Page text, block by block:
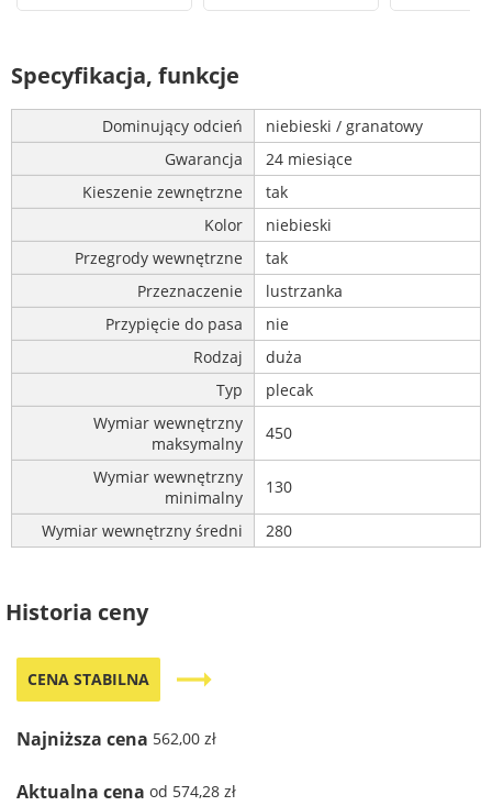
Specyfikacja, funkcje
Dominujący odcień
niebieski / granatowy
Gwarancja
24 miesiące
Kieszenie zewnętrzne
tak
Kolor
niebieski
Przegrody wewnętrzne
tak
Przeznaczenie
lustrzanka
Przypięcie do pasa
nie
Rodzaj
duża
Typ
plecak
Wymiar wewnętrzny
maksymalny
450
Wymiar wewnętrzny
minimalny
130
Wymiar wewnętrzny średni 280
Historia ceny
CENA STABILNA trending_flat
Najniższa cena 562,00 zł
Aktualna cena od 574,28 zł